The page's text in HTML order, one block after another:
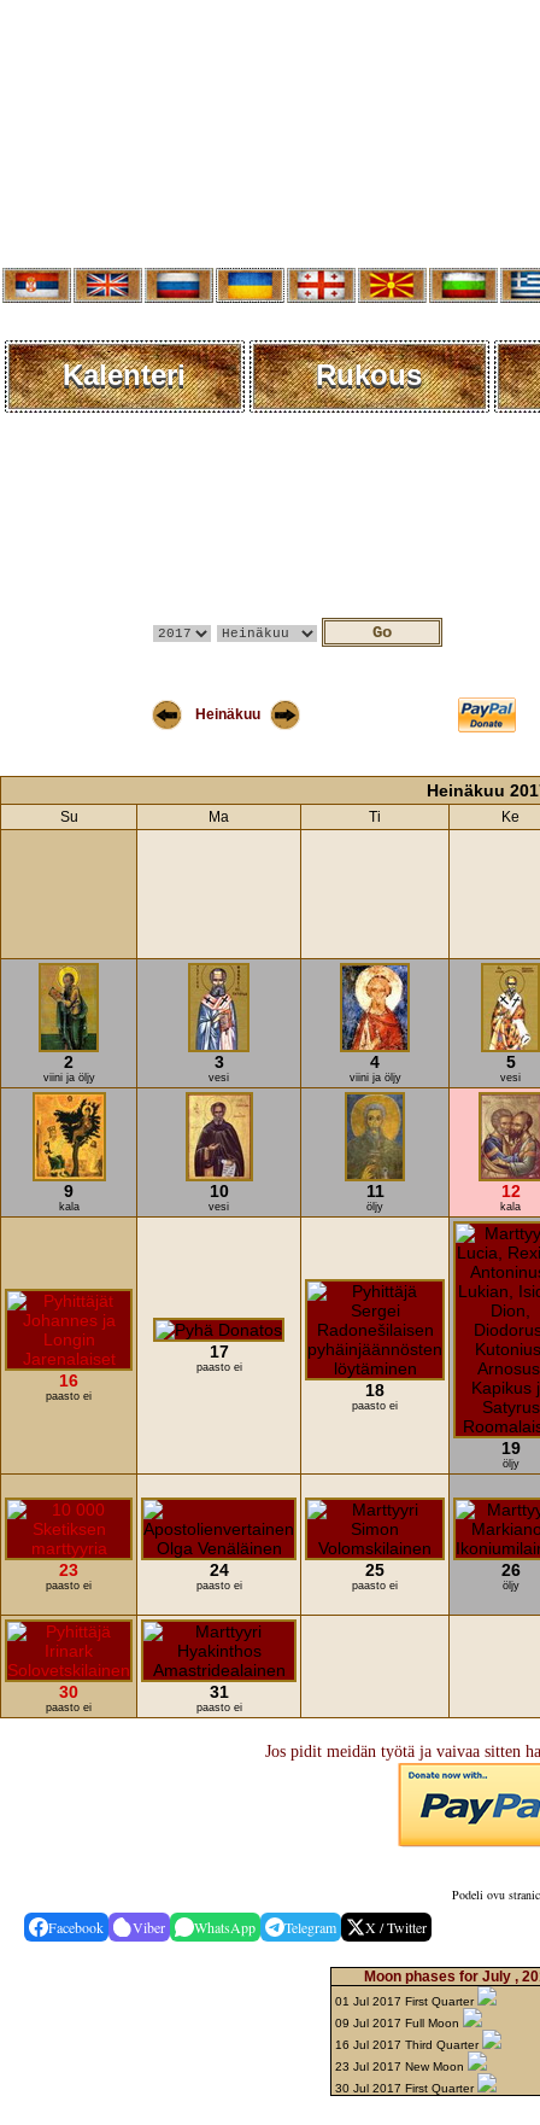
Kalenteri Rukous
Heinäkuu
Heinäkuu
Su Ma Ti Ke
2
viini ja öljy
3
vesi
4
viini ja öljy
5
vesi
9
kala
10
vesi
11
öljy
12
kala
16
paasto ei
17
paasto ei
18
paasto ei
19
öljy
23
paasto ei
24
paasto ei
25
paasto ei
26
öljy
30
paasto ei
31
paasto ei
Jos pidit meidän työtä ja vaivaa sitten
Podeli ovu
Facebook Viber WhatsApp Telegram X / Twitter
Moon phases for July ,
01 Jul 2017 First Quarter
09 Jul 2017 Full Moon
16 Jul 2017 Third Quarter
23 Jul 2017 New Moon
30 Jul 2017 First Quarter